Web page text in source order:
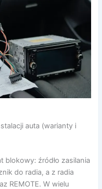
auta (warianty i
blokowy: źródło zasilania
do radia, a z radia
REMOTE. W wielu